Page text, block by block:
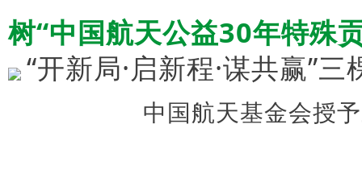
树“中国航天公益30年特殊
中国航天基金会授